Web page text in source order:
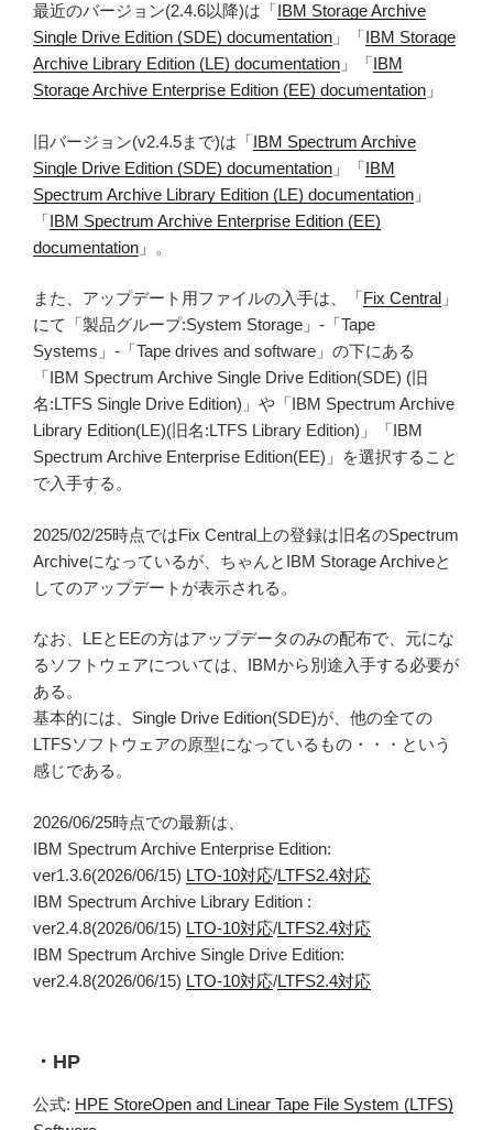
最近のバージョン(2.4.6以降)は「IBM Storage Archive
Single Drive Edition (SDE) documentation 」「IBM Storage
Archive Library Edition (LE) documentation 」「IBM
Storage Archive Enterprise Edition (EE) documentation 」
旧バージョン(v2.4.5まで)は「IBM Spectrum Archive
Single Drive Edition (SDE) documentation 」「IBM
Spectrum Archive Library Edition (LE) documentation 」
「IBM Spectrum Archive Enterprise Edition (EE)
documentation 」。
また、アップデート用ファイルの入手は、「Fix Central 」
にて「製品グループ:System Storage」-「Tape
Systems」-「Tape drives and software」の下にある
「IBM Spectrum Archive Single Drive Edition(SDE) (旧
名:LTFS Single Drive Edition)」や「IBM Spectrum Archive
Library Edition(LE)(旧名:LTFS Library Edition)」「IBM
Spectrum Archive Enterprise Edition(EE)」を選択すること
で入手する。
2025/02/25時点ではFix Central上の登録は旧名のSpectrum
Archiveになっているが、ちゃんとIBM Storage Archiveと
してのアップデートが表示される。
なお、LEとEEの方はアップデータのみの配布で、元にな
るソフトウェアについては、IBMから別途入手する必要が
ある。
基本的には、Single Drive Edition(SDE)が、他の全ての
LTFSソフトウェアの原型になっているもの・・・という
感じである。
2026/06/25時点での最新は、
IBM Spectrum Archive Enterprise Edition:
ver1.3.6(2026/06/15) LTO-10対応/LTFS2.4対応
IBM Spectrum Archive Library Edition :
ver2.4.8(2026/06/15) LTO-10対応/LTFS2.4対応
IBM Spectrum Archive Single Drive Edition:
ver2.4.8(2026/06/15) LTO-10対応/LTFS2.4対応
・HP
公式: HPE StoreOpen and Linear Tape File System (LTFS)